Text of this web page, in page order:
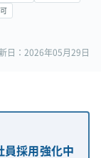
日：2026年05月29日
員採用強化中